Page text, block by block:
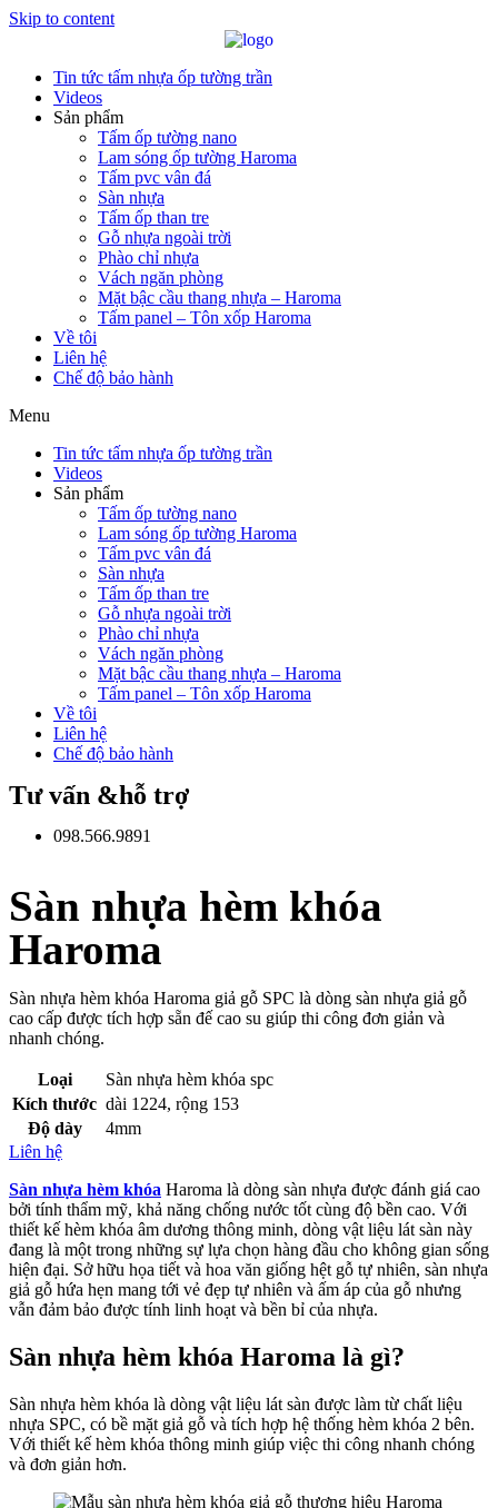
Skip to content
Tin tức tấm nhựa ốp tường trần
Videos
Sản phẩm
Tấm ốp tường nano
Lam sóng ốp tường Haroma
Tấm pvc vân đá
Sàn nhựa
Tấm ốp than tre
Gỗ nhựa ngoài trời
Phào chỉ nhựa
Vách ngăn phòng
Mặt bậc cầu thang nhựa – Haroma
Tấm panel – Tôn xốp Haroma
Về tôi
Liên hệ
Chế độ bảo hành
Menu
Tin tức tấm nhựa ốp tường trần
Videos
Sản phẩm
Tấm ốp tường nano
Lam sóng ốp tường Haroma
Tấm pvc vân đá
Sàn nhựa
Tấm ốp than tre
Gỗ nhựa ngoài trời
Phào chỉ nhựa
Vách ngăn phòng
Mặt bậc cầu thang nhựa – Haroma
Tấm panel – Tôn xốp Haroma
Về tôi
Liên hệ
Chế độ bảo hành
Tư vấn &hỗ trợ
098.566.9891
Sàn nhựa hèm khóa
Haroma
Sàn nhựa hèm khóa Haroma giả gỗ SPC là dòng sàn nhựa giả gỗ
cao cấp được tích hợp sẵn đế cao su giúp thi công đơn giản và
nhanh chóng.
Loại
Sàn nhựa hèm khóa spc
Kích thước dài 1224, rộng 153
Độ dày
4mm
Liên hệ
Sàn nhựa hèm khóa Haroma là dòng sàn nhựa được đánh giá cao
bởi tính thẩm mỹ, khả năng chống nước tốt cùng độ bền cao. Với
thiết kế hèm khóa âm dương thông minh, dòng vật liệu lát sàn này
đang là một trong những sự lựa chọn hàng đầu cho không gian sống
hiện đại. Sở hữu họa tiết và hoa văn giống hệt gỗ tự nhiên, sàn nhựa
giả gỗ hứa hẹn mang tới vẻ đẹp tự nhiên và ấm áp của gỗ nhưng
vẫn đảm bảo được tính linh hoạt và bền bỉ của nhựa.
Sàn nhựa hèm khóa Haroma là gì?
Sàn nhựa hèm khóa là dòng vật liệu lát sàn được làm từ chất liệu
nhựa SPC, có bề mặt giả gỗ và tích hợp hệ thống hèm khóa 2 bên.
Với thiết kế hèm khóa thông minh giúp việc thi công nhanh chóng
và đơn giản hơn.